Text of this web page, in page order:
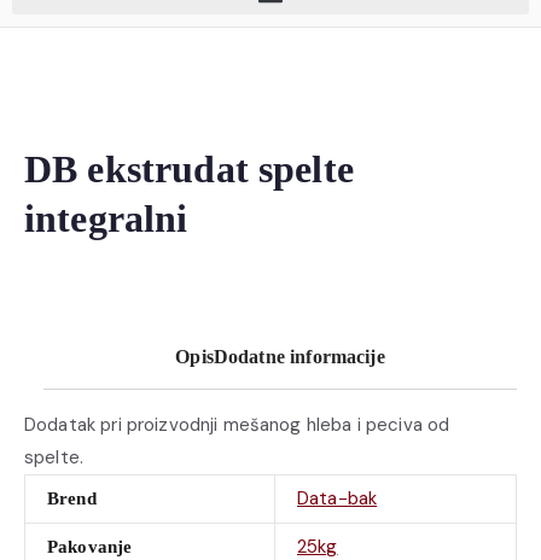
DB ekstrudat spelte
integralni
OpisDodatne informacije
Dodatak pri proizvodnji mešanog hleba i peciva od
spelte.
Brend Data-bak
Pakovanje 25kg